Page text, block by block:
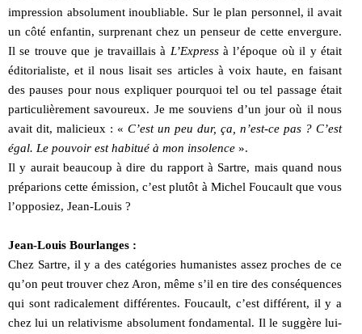
impression absolument inoubliable. Sur le plan personnel, il avait
un côté enfantin, surprenant chez un penseur de cette envergure.
Il se trouve que je travaillais à L’Expressà l’époque où il y était
éditorialiste, et il nous lisait ses articles à voix haute, en faisant
des pauses pour nous expliquer pourquoi tel ou tel passage était
particulièrement savoureux. Je me souviens d’un jour où il nous
avait dit, malicieux : « C’est un peu dur, ça, n’est-ce pas ? C’est
égal. Le pouvoir est habitué à mon insolence ».
Il y aurait beaucoup à dire du rapport à Sartre, mais quand nous
préparions cette émission, c’est plutôt à Michel Foucault que vous
l’opposiez, Jean-Louis ?
Jean-Louis Bourlanges :
Chez Sartre, il y a des catégories humanistes assez proches de ce
qu’on peut trouver chez Aron, même s’il en tire des conséquences
qui sont radicalement différentes. Foucault, c’est différent, il y a
chez lui un relativisme absolument fondamental. Il le suggère lui-